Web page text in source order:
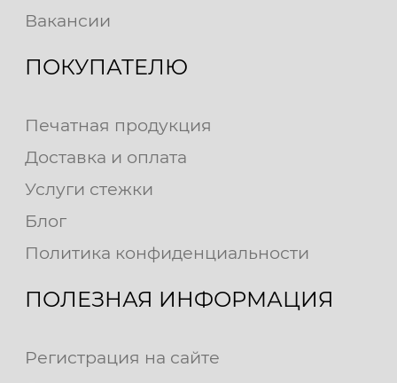
Вакансии
ПОКУПАТЕЛЮ
Печатная продукция
Доставка и оплата
Услуги стежки
Блог
Политика конфиденциальности
ПОЛЕЗНАЯ ИНФОРМАЦИЯ
Регистрация на сайте